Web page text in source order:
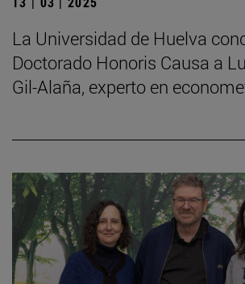
La Universidad de Huelva
Doctorado Honoris Causa a
Gil-Alaña, experto en